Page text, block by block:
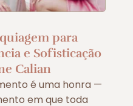
para
e Sofisticação
Calian
é uma honra —
em que toda